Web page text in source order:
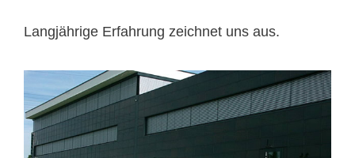
Langjährige Erfahrung zeichnet uns aus.